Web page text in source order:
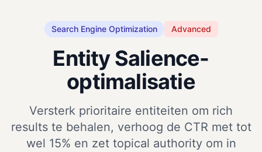
Search Engine Optimization Advanced
Entity Salience-
optimalisatie
Versterk prioritaire entiteiten om rich
results te behalen, verhoog de CTR met tot
wel 15% en zet topical authority om in